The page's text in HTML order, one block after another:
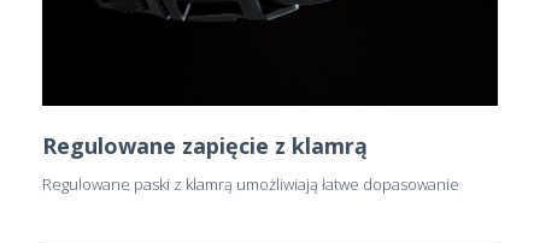
Regulowane zapięcie z klamrą
Regulowane paski z klamrą umożliwiają łatwe dopasowanie